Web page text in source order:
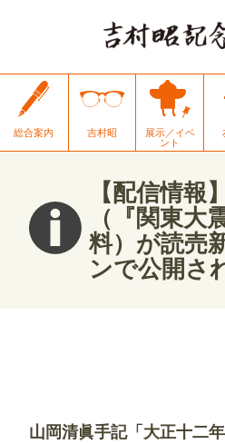
総合案内 吉村昭
展示／イベ
ント
【配信情報
（『関東大
料）が読売
ンで公開さ
山岡清眞手記「大正十二